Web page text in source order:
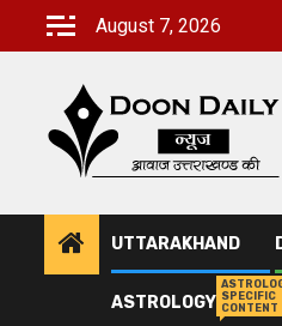
August 7, 2026
UTTARAKHAND
ASTROLOGY SPECIFIC
CONTENT